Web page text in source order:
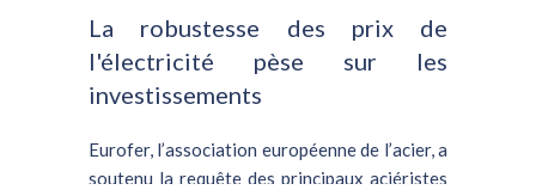
La robustesse des prix de
l'électricité pèse sur les
investissements
Eurofer, l’association européenne de l’acier, a
soutenu la requête des principaux aciéristes